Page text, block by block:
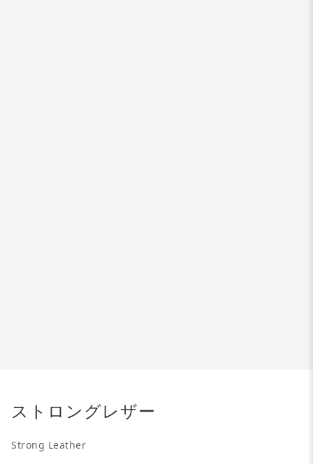
ストロングレザー
Strong Leather